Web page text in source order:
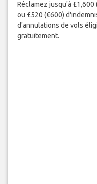
Réclamez jusqu'à £1,600
ou £520 (€600)
d'annulations de vols
gratuitement.